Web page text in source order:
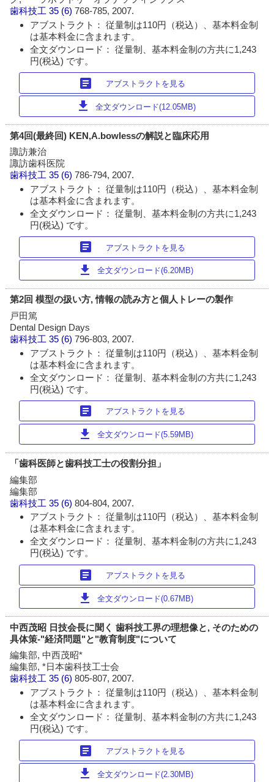
歯科技工 35 (6)768-785, 2007.
アブストラクト： 従量制は110円（税込）、基本料金制
は基本料金に含まれます。
全文ダウンロード： 従量制、基本料金制の方共に1,243
円(税込) です。
article アブストラクトを見る
download 全文ダウンロード(12.05MB)
第4回(最終回) KEN,A.bowlessの解説と臨床応用
諏訪兼治
諏訪歯科医院
歯科技工 35 (6)786-794, 2007.
アブストラクト： 従量制は110円（税込）、基本料金制
は基本料金に含まれます。
全文ダウンロード： 従量制、基本料金制の方共に1,243
円(税込) です。
article アブストラクトを見る
download 全文ダウンロード(6.20MB)
第2回 模型の扱い方, 情報の読み方と個人トレーの製作
戸田篤
Dental Design Days
歯科技工 35 (6)796-803, 2007.
アブストラクト： 従量制は110円（税込）、基本料金制
は基本料金に含まれます。
全文ダウンロード： 従量制、基本料金制の方共に1,243
円(税込) です。
article アブストラクトを見る
download 全文ダウンロード(5.59MB)
「歯科医師と歯科技工士の役割分担」
編集部
編集部
歯科技工 35 (6)804-804, 2007.
アブストラクト： 従量制は110円（税込）、基本料金制
は基本料金に含まれます。
全文ダウンロード： 従量制、基本料金制の方共に1,243
円(税込) です。
article アブストラクトを見る
download 全文ダウンロード(0.67MB)
中西茂昭 日技会長に聞く 歯科技工界の理想像と, そのための
具体策-"経済問題"と"教育制度"について
編集部, 中西茂昭*
編集部, *日本歯科技工士会
歯科技工 35 (6)805-807, 2007.
アブストラクト： 従量制は110円（税込）、基本料金制
は基本料金に含まれます。
全文ダウンロード： 従量制、基本料金制の方共に1,243
円(税込) です。
article アブストラクトを見る
download 全文ダウンロード(2.30MB)